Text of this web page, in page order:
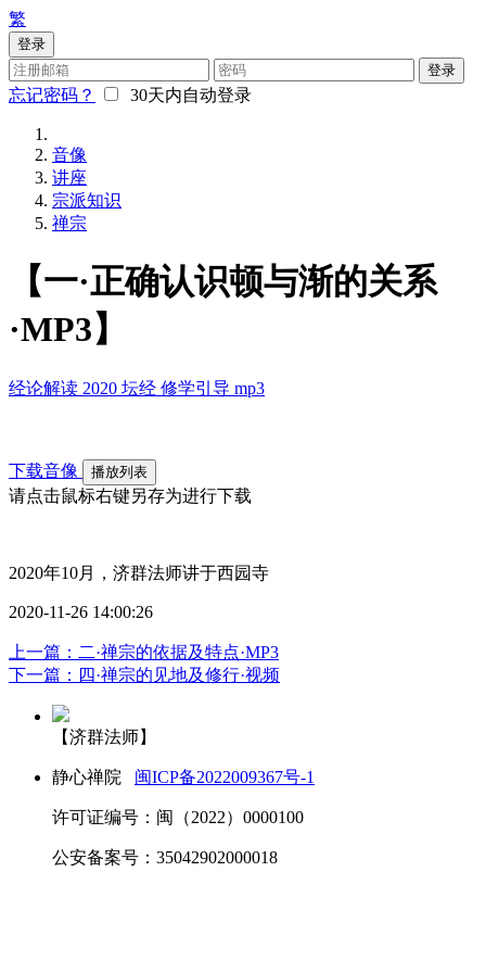
繁
登录
登录
忘记密码？ 30天内自动登录
音像
讲座
宗派知识
禅宗
【一·正确认识顿与渐的关系
·MP3】
经论解读 2020 坛经 修学引导 mp3
下载音像 播放列表
请点击鼠标右键另存为进行下载
2020年10月，济群法师讲于西园寺
2020-11-26 14:00:26
上一篇：二·禅宗的依据及特点·MP3
下一篇：四·禅宗的见地及修行·视频
【济群法师】
静心禅院 闽ICP备2022009367号-1
许可证编号：闽（2022）0000100
公安备案号：35042902000018